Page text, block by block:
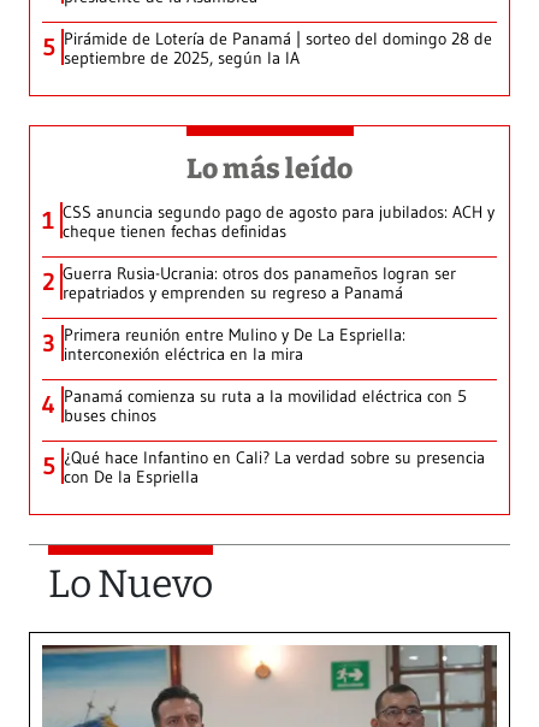
5 Pirámide de Lotería de Panamá | sorteo del domingo 28 de
septiembre de 2025, según la IA
Lo más leído
1 CSS anuncia segundo pago de agosto para jubilados: ACH y
cheque tienen fechas definidas
2 Guerra Rusia-Ucrania: otros dos panameños logran ser
repatriados y emprenden su regreso a Panamá
3 Primera reunión entre Mulino y De La Espriella:
interconexión eléctrica en la mira
4 Panamá comienza su ruta a la movilidad eléctrica con 5
buses chinos
5 ¿Qué hace Infantino en Cali? La verdad sobre su presencia
con De la Espriella
Lo Nuevo